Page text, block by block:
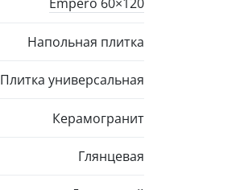
Empero 60×120
Напольная плитка
Плитка универсальная
Керамогранит
Глянцевая